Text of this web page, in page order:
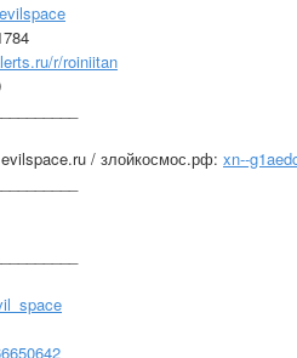
r/roiniitan
/ злойкосмос.рф: xn--